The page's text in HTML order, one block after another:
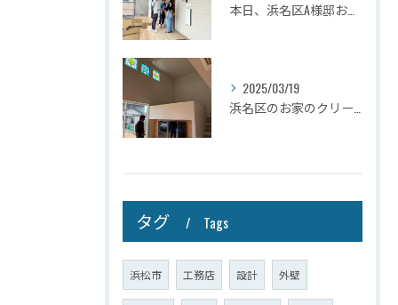
2025/03/19
タグ Tags
浜松市 工務店 設計 外壁